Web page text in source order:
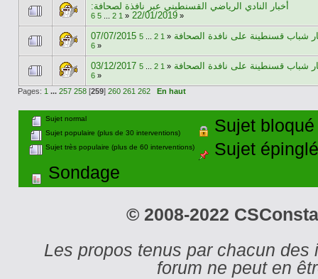
أخبار النادي الرياضي القسنطيني عبر نافذة لصحافة:
22/01/2019
«
1
2
...
5
6 »
2015 اخبار شباب قسنطينة على نافدة الصحافة «
1
2
...
5
6»
2017 اخبار شباب قسنطينة على نافدة الصحافة «
1
2
...
5
6»
Pages: 1 ... 257 258[259] 260 261 262 En haut
Sujet normal
Sujet populaire (plus de 30 interventions)
Sujet très populaire (plus de 60 interventions)
Sujet bloqué
Sujet épinglé
Sondage
© 2008-2022
Les propos tenus par chacun
forum ne peut en